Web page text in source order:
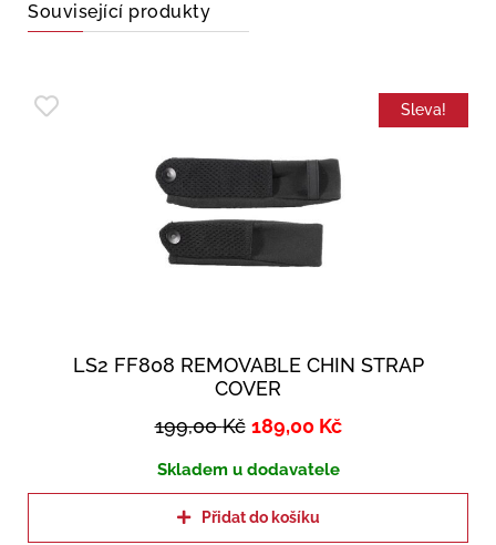
Související produkty
Sleva!
LS2 FF808 REMOVABLE CHIN STRAP
COVER
199,00Kč 189,00 Kč
Skladem u dodavatele
Přidat do košíku